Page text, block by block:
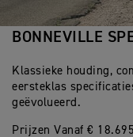
BONNEVILLE
Klassieke houding,
eersteklas
geëvolueerd.
Prijzen Vanaf €